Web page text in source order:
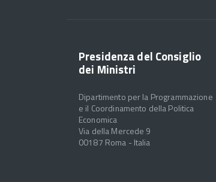
Presidenza del Consiglio
dei Ministri
Dipartimento per la Programmazione
e il Coordinamento della Politica
Economica
Via della Mercede 9
00187 Roma - Italia